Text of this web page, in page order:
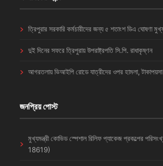
ত্রিপুরার সরকারি কর্মচারীদের জন্য ৫ শতাংশ ডিএ ঘোষণা
দুই দিনের সফরে ত্রিপুরায় উপরাষ্ট্রপতি সি.পি. রাধাকৃষ্ণন
আগরতলায় ভিআইপি রোডে যাত্রীদের ওপর হামলা,
জনপ্রিয় পোস্ট
মুখ্যমন্ত্রী কোভিড স্পেশাল রিলিফ প্যাকেজ প্রকল্পের
18619)